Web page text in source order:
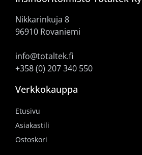
Nikkarinkuja 8
96910 Rovaniemi
info@totaltek.fi
+358 (0) 207 340 550
Verkkokauppa
Etusivu
Asiakastili
Ostoskori